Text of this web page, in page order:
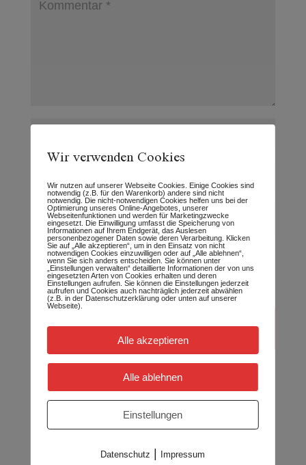
Name, E-Mail-Adresse und Website in
diesem Browser für meinen nächsten
Kommentar speichern.
Wer schreibt hier:
Wir verwenden Cookies
Wir nutzen auf unserer Webseite Cookies. Einige Cookies sind
notwendig (z.B. für den Warenkorb) andere sind nicht
notwendig. Die nicht-notwendigen Cookies helfen uns bei der
Optimierung unseres Online-Angebotes, unserer
Webseitenfunktionen und werden für Marketingzwecke
eingesetzt. Die Einwilligung umfasst die Speicherung von
Informationen auf Ihrem Endgerät, das Auslesen
personenbezogener Daten sowie deren Verarbeitung. Klicken
Sie auf „Alle akzeptieren“, um in den Einsatz von nicht
notwendigen Cookies einzuwilligen oder auf „Alle ablehnen“,
wenn Sie sich anders entscheiden. Sie können unter
„Einstellungen verwalten“ detaillierte Informationen der von uns
eingesetzten Arten von Cookies erhalten und deren
Einstellungen aufrufen. Sie können die Einstellungen jederzeit
aufrufen und Cookies auch nachträglich jederzeit abwählen
(z.B. in der Datenschutzerklärung oder unten auf unserer
Webseite).
Alle akzeptieren
Alle ablehnen
Einstellungen
Datenschutz Impressum